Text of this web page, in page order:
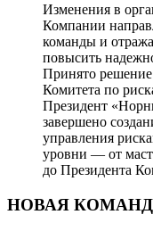
Изменения в
Компании
команды и
повысить
Принято
Комитета по
Президент
завершено
управления
уровни — от
до Президента
НОВАЯ